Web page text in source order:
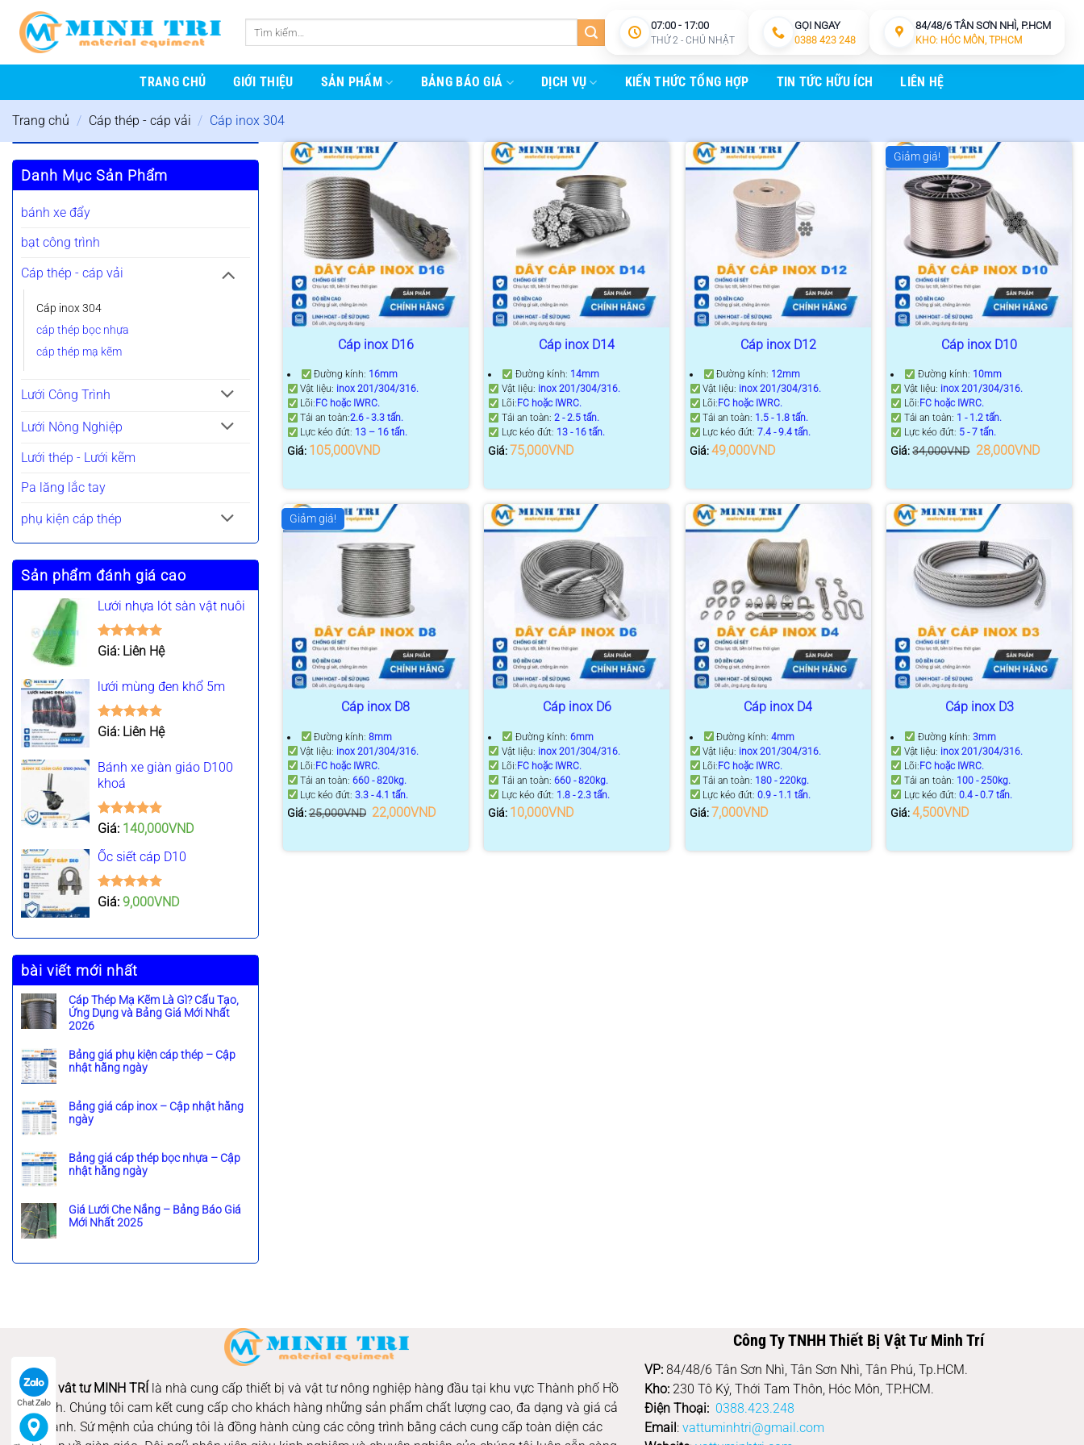
qua
dung
Tìm
07:00 - 17:00
THỨ 2 - CHỦ NHẬT
GỌI NGAY
0388 423 248
84/48/6 TÂN SƠN NHÌ, P.HCM
KHO: HÓC MÔN, TPHCM
TRANG CHỦ GIỚI THIỆU SẢN PHẨM BẢNG BÁO GIÁ DỊCH VỤ KIẾN THỨC TỔNG HỢP TIN TỨC HỮU ÍCH LIÊN HỆ
Trang chủ / Cáp thép - cáp vải / Cáp inox 304
Danh Mục Sản Phẩm
bánh xe đẩy
bạt công trình
Cáp thép - cáp vải
Cáp inox 304
cáp thép bọc nhựa
cáp thép mạ kẽm
Lưới Công Trình
Lưới Nông Nghiệp
Lưới thép - Lưới kẽm
Pa lăng lắc tay
phụ kiện cáp thép
Sản phẩm đánh giá cao
Lưới nhựa lót sàn vật nuôi
Được xếp
Giá: Liên Hệ
lưới mùng đen khổ 5m
Được xếp
Giá: Liên Hệ
Bánh xe giàn giáo D100
khoá
Được xếp
5.00
5 sao
Giá: 140,000VND
Ốc siết cáp D10
Được xếp
5.00
Giá: 9,000VND
bài viết mới nhất
Cáp Thép Mạ Kẽm Là Gì? Cấu Tạo,
Ứng Dụng và Bảng Giá Mới Nhất
2026
h
ô
c
ó
n
h
ậ
n
ở
m
à
G
Bảng giá phụ kiện cáp thép – Cập
nhật hằng ngày
ô
n
ó
b
h
l
n
h
ụ
k
i
Bảng giá cáp inox – Cập nhật hằng
ngày
ô
n
ó
b
h
g
á
c
Bảng giá cáp thép bọc nhựa – Cập
nhật hằng ngày
ô
n
ó
B
ả
n
g
Giá Lưới Che Nắng – Bảng Báo Giá
Mới Nhất 2025
ô
u
ậ
n
ở
Cáp inox D16
Đường kính: 16mm
Vật liệu: inox 201/304/316.
Lõi: FC hoặc IWRC.
Tải an toàn:2.6 - 3.3 tấn.
Lực kéo đứt: 13 – 16 tấn.
Giá: 105,000VND
Cáp inox D14
Đường kính: 14mm
Vật liệu: inox 201/304/316.
Lõi: FC hoặc IWRC.
Tải an toàn: 2 - 2.5 tấn.
Lực kéo đứt: 13 - 16 tấn.
Giá:75,000VND
Cáp inox D12
Đường kính: 12mm
Vật liệu: inox 201/304/316.
Lõi: FC hoặc IWRC.
Tải an toàn: 1.5 - 1.8 tấn.
Lực kéo đứt:7.4 - 9.4 tấn.
Giá:49,000VND
Giảm giá!
Cáp inox D10
Đường kính: 10mm
Vật liệu: inox 201/304/316.
Lõi: FC hoặc IWRC.
Tải an toàn: 1 - 1.2 tấn.
Lực kéo đứt: 5 - 7 tấn.
Giá:34,000VND Giá
gốc
28,000VNDGiá
hiện
Giảm giá!
Cáp inox D8
Đường kính:8mm
Vật liệu: inox 201/304/316.
Lõi:FC hoặc IWRC.
Tải an toàn:660 - 820kg.
Lực kéo đứt:3.3 - 4.1 tấn.
Giá:25,000VND Giá
gốc
22,000VNDGiá
hiện
22,000VND.
Cáp inox D6
Đường kính: 6mm
Vật liệu: inox 201/304/316.
Lõi:FC hoặc IWRC.
Tải an toàn: 660 - 820kg.
Lực kéo đứt: 1.8 - 2.3 tấn.
Giá: 10,000VND
Cáp inox D4
Đường kính:4mm
Vật liệu: inox 201/304/316.
Lõi:FC hoặc IWRC.
Tải an toàn: 180 - 220kg.
Lực kéo đứt:0.9 - 1.1 tấn.
Giá:7,000VND
Cáp inox D3
Đường kính: 3mm
Vật liệu: inox 201/304/316.
Lõi:FC hoặc IWRC.
Tải an toàn: 100 - 250kg.
Lực kéo đứt: 0.4 - 0.7 tấn.
Giá:4,500VND
Thiết bị vât tư MINH TRÍ
là nhà cung cấp thiết bị và vật tư nông nghiệp hàng đầu tại khu vực Thành phố Hồ
Chí Minh. Chúng tôi cam kết cung cấp cho khách hàng những sản phẩm chất lượng cao, đa dạng và giá cả
cạnh tranh. Sứ mệnh của chúng tôi là đồng hành cùng các công trình bằng cách cung cấp toàn diện các
Công Ty TNHH Thiết Bị Vật Tư Minh Trí
VP: 84/48/6 Tân Sơn Nhì, Tân Sơn Nhì, Tân Phú, Tp.HCM.
Kho: 230 Tô Ký, Thới Tam Thôn, Hóc Môn, TP.HCM.
Điện Thoại: 0388.423.248
Email : vattuminhtri@gmail.com
Chat Zalo